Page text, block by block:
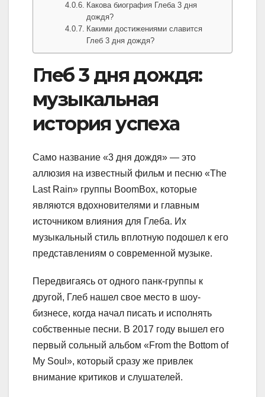
Какова биография Глеба 3 дня
дождя?
Какими достижениями славится
Глеб 3 дня дождя?
Глеб 3 дня дождя:
музыкальная
история успеха
Само название «3 дня дождя» — это
аллюзия на известный фильм и песню «The
Last Rain» группы BoomBox, которые
являются вдохновителями и главным
источником влияния для Глеба. Их
музыкальный стиль вплотную подошел к его
представлениям о современной музыке.
Передвигаясь от одного панк-группы к
другой, Глеб нашел свое место в шоу-
бизнесе, когда начал писать и исполнять
собственные песни. В 2017 году вышел его
первый сольный альбом «From the Bottom of
My Soul», который сразу же привлек
внимание критиков и слушателей.